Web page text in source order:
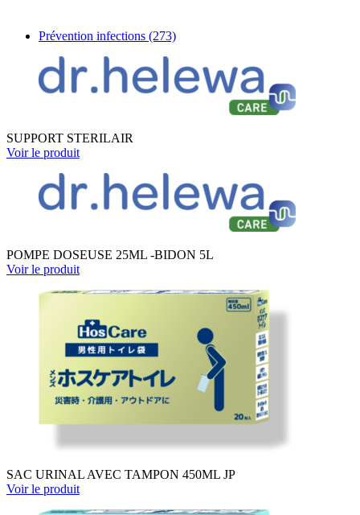
Prévention infections (273)
SUPPORT STERILAIR
Voir le produit
POMPE DOSEUSE 25ML -BIDON 5L
Voir le produit
SAC URINAL AVEC TAMPON 450ML JP
Voir le produit